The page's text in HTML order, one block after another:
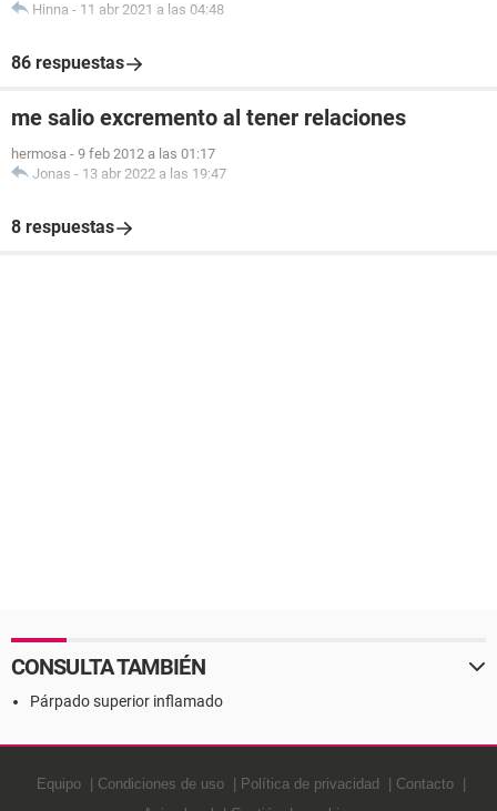
Hinna - 11 abr 2021 a las 04:48
86 respuestas
me salio excremento al tener relaciones
hermosa - 9 feb 2012 a las 01:17
Jonas - 13 abr 2022 a las 19:47
8 respuestas
CONSULTA TAMBIÉN
Párpado superior inflamado
Equipo Condiciones de uso Política de privacidad
Contacto